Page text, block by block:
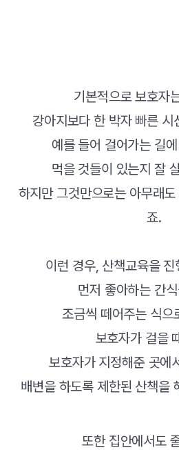
기본적으로 보호자
강아지보다 한 박자 빠른 시
예를 들어 걸어가는 길
먹을 것들이 있는지 잘
하지만 그것만으로는 아무래
죠.
이런 경우, 산책교육을
먼저 좋아하는 간
조금씩 떼어주는 식으
보호자가 걸을
보호자가 지정해준 곳에
배변을 하도록 제한된 산책을
또한 집안에서도